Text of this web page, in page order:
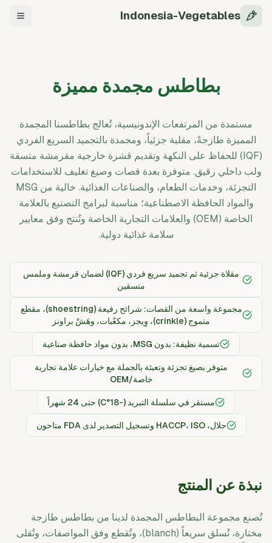
Indonesia-Vegetables التنقل
بطاطس مجمدة مميزة
مستمدة من المرتفعات الإندونيسية، تُعالج بطاطسنا المجمدة
المميزة طازجةً، مقلية جزئياً، ومجمدة بالتجميد السريع الفردي
(IQF) للحفاظ على النكهة وتقديم قشرة خارجية مقرمشة متسقة
ولب داخلي رقيق. متوفرة بعدة قصات وصيغ تغليف للاستخدامات
التجزئة، وخدمات الطعام، والصناعات الغذائية. خالية من MSG
والمواد الحافظة الاصطناعية؛ مناسبة لبرامج التصنيع بالعلامة
الخاصة (OEM) والعلامات التجارية الخاصة وتُنتج وفق معايير
سلامة غذائية دولية.
مقلاة جزئية ثم تجميد سريع فردي (IQF) لضمان قرمشة وملمس
متسقين
مجموعة واسعة من القصات: شرائح رفيعة (shoestring)، مقطع
متموج (crinkle)، وِيجز، مكعّبات، وهَشْ براونز
تسمية نظيفة: بدون MSG، بدون مواد حافظة صناعية
متوفر بصيغ تجزئة وتعبئة بالجملة مع خيارات علامة تجارية
خاصة/OEM
مستقر في سلسلة التبريد (-18°C) حتى 24 شهراً
حلال، HACCP، ISO وتسجيل التصدير لدى FDA متاحون
نبذة عن المنتج
تُصنع مجموعة البطاطس المجمدة لدينا من بطاطس طازجة
مختارة، تُسلق سريعاً (blanch)، وتُقطع وفق المواصفات، وتُقلى